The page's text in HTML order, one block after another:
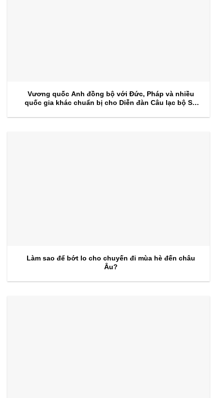
Vương quốc Anh đồng bộ với Đức, Pháp và nhiều
quốc gia khác chuẩn bị cho Diễn đàn Câu lạc bộ Sự
Làm sao để bớt lo cho chuyến đi mùa hè đến châu
Âu?